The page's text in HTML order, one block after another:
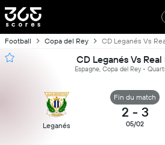
Football Copa del Rey CD Leganés Vs
CD Leganés Vs
Espagne, Copa del Rey -
Leganés
Fin du match
2 - 3
05/02